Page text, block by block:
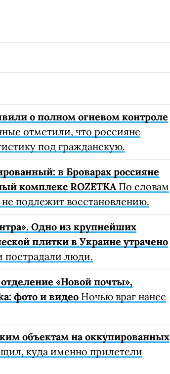
о полном огневом контроле
отметили, что россияне
под гражданскую.
в Броварах россияне
комплекс ROZETKAПо словам
подлежит восстановлению.
Одно из крупнейших
плитки в Украине утрачено
пострадали люди.
«Новой почты»,
фото и видео Ночью враг нанес
объектам на оккупированных
куда именно прилетели